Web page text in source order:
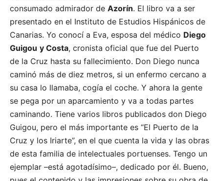
consumado admirador de Azorín. El libro va a ser
presentado en el Instituto de Estudios Hispánicos de
Canarias. Yo conocí a Eva, esposa del médico Diego
Guigou y Costa, cronista oficial que fue del Puerto
de la Cruz hasta su fallecimiento. Don Diego nunca
caminó más de diez metros, si un enfermo cercano a
su casa lo llamaba, cogía el coche. Y ahora la gente
se pega por un aparcamiento y va a todas partes
caminando. Tiene varios libros publicados don Diego
Guigou, pero el más importante es “El Puerto de la
Cruz y los Iriarte”, en el que cuenta la vida y las obras
de esta familia de intelectuales portuenses. Tengo un
ejemplar –está agotadísimo–, dedicado por él. Bueno,